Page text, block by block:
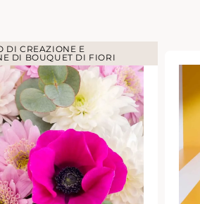
DI CREAZIONE E
DI BOUQUET DI FIORI